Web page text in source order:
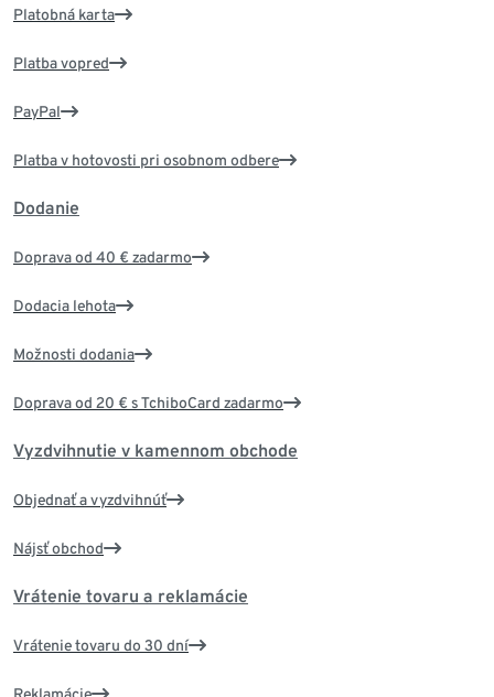
Platobná karta
Platba vopred
PayPal
Platba v hotovosti pri osobnom odbere
Dodanie
Doprava od 40 € zadarmo
Dodacia lehota
Možnosti dodania
Doprava od 20 € s TchiboCard zadarmo
Vyzdvihnutie v kamennom obchode
Objednať a vyzdvihnúť
Nájsť obchod
Vrátenie tovaru a reklamácie
Vrátenie tovaru do 30 dní